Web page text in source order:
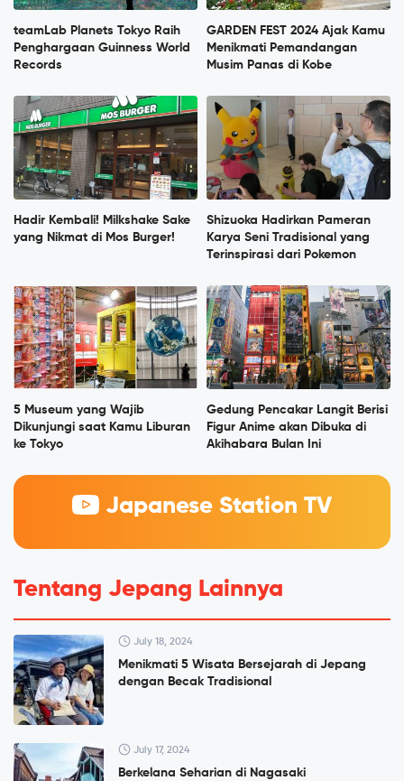
teamLab Planets Tokyo Raih
Penghargaan Guinness World
Records
GARDEN FEST 2024 Ajak Kamu
Menikmati Pemandangan
Musim Panas di Kobe
Hadir Kembali! Milkshake Sake
yang Nikmat di Mos Burger!
Shizuoka Hadirkan Pameran
Karya Seni Tradisional yang
Terinspirasi dari Pokemon
5 Museum yang Wajib
Dikunjungi saat Kamu Liburan
ke Tokyo
Gedung Pencakar Langit Berisi
Figur Anime akan Dibuka di
Akihabara Bulan Ini
Japanese Station TV
Tentang Jepang Lainnya
July 18, 2024
Menikmati 5 Wisata Bersejarah di Jepang
dengan Becak Tradisional
July 17, 2024
Berkelana Seharian di Nagasaki